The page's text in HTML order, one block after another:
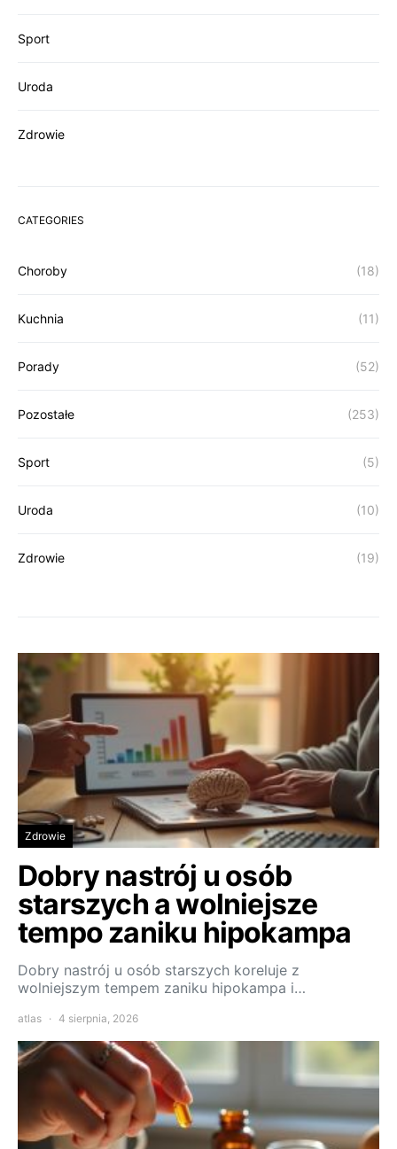
Sport
Uroda
Zdrowie
CATEGORIES
Choroby (18)
Kuchnia (11)
Porady (52)
Pozostałe (253)
Sport (5)
Uroda (10)
Zdrowie (19)
Zdrowie
Dobry nastrój u osób
starszych a wolniejsze
tempo zaniku hipokampa
Dobry nastrój u osób starszych koreluje z
wolniejszym tempem zaniku hipokampa i…
atlas 4 sierpnia, 2026